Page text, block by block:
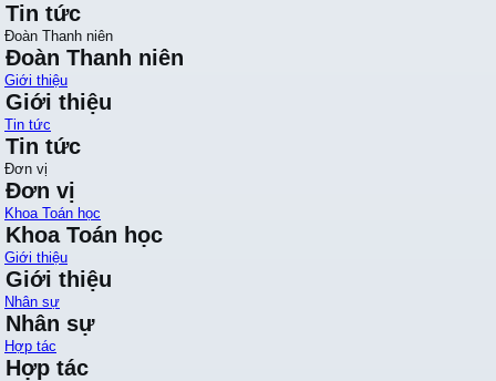
Tin tức
Đoàn Thanh niên
Đoàn Thanh niên
Giới thiệu
Giới thiệu
Tin tức
Tin tức
Đơn vị
Đơn vị
Khoa Toán học
Khoa Toán học
Giới thiệu
Giới thiệu
Nhân sự
Nhân sự
Hợp tác
Hợp tác